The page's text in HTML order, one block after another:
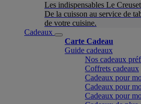
Les indispensables Le Creuset
De la cuisson au service de
de votre cuisine.
Cadeaux
Carte Cadeau
Guide cadeaux
Nos cadeaux
Coffrets cadeaux
Cadeaux pour
Cadeaux pour
Cadeaux pour